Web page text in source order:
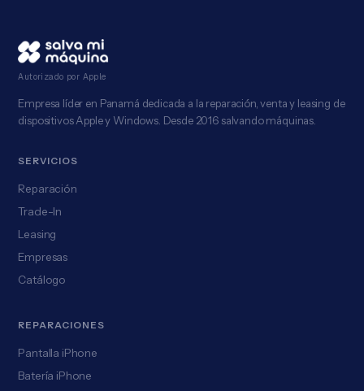
Autorizado por Apple
Empresa líder en Panamá dedicada a la reparación, venta y leasing de
dispositivos Apple y Windows. Desde 2016 salvando máquinas.
SERVICIOS
Reparación
Trade-In
Leasing
Empresas
Catálogo
REPARACIONES
Pantalla iPhone
Batería iPhone